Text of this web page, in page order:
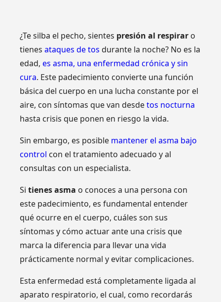
¿Te silba el pecho, sientes presión al respirar o
tienesataques de tos durante la noche? No es la
edad,es asma, una enfermedad crónica y sin
cura. Este padecimiento convierte una función
básica del cuerpo en una lucha constante por el
aire, con síntomas que van desdetos nocturna
hasta crisis que ponen en riesgo la vida.
Sin embargo, es posible mantener el asma bajo
control con el tratamiento adecuado y al
consultas con un especialista.
Sitienes asma o conoces a una persona con
este padecimiento, es fundamental entender
qué ocurre en el cuerpo, cuáles son sus
síntomas y cómo actuar ante una crisis que
marca la diferencia para llevar una vida
prácticamente normal y evitar complicaciones.
Esta enfermedad está completamente ligada al
aparato respiratorio, el cual, como recordarás